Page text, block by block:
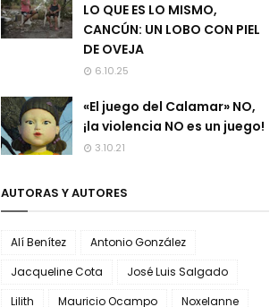
LO QUE ES LO MISMO,
CANCÚN: UN LOBO CON PIEL
DE OVEJA
6.10.25
«El juego del Calamar» NO,
¡la violencia NO es un juego!
3.10.21
AUTORAS Y AUTORES
Alí Benítez
Antonio González
Jacqueline Cota
José Luis Salgado
Lilith
Mauricio Ocampo Noxelanne